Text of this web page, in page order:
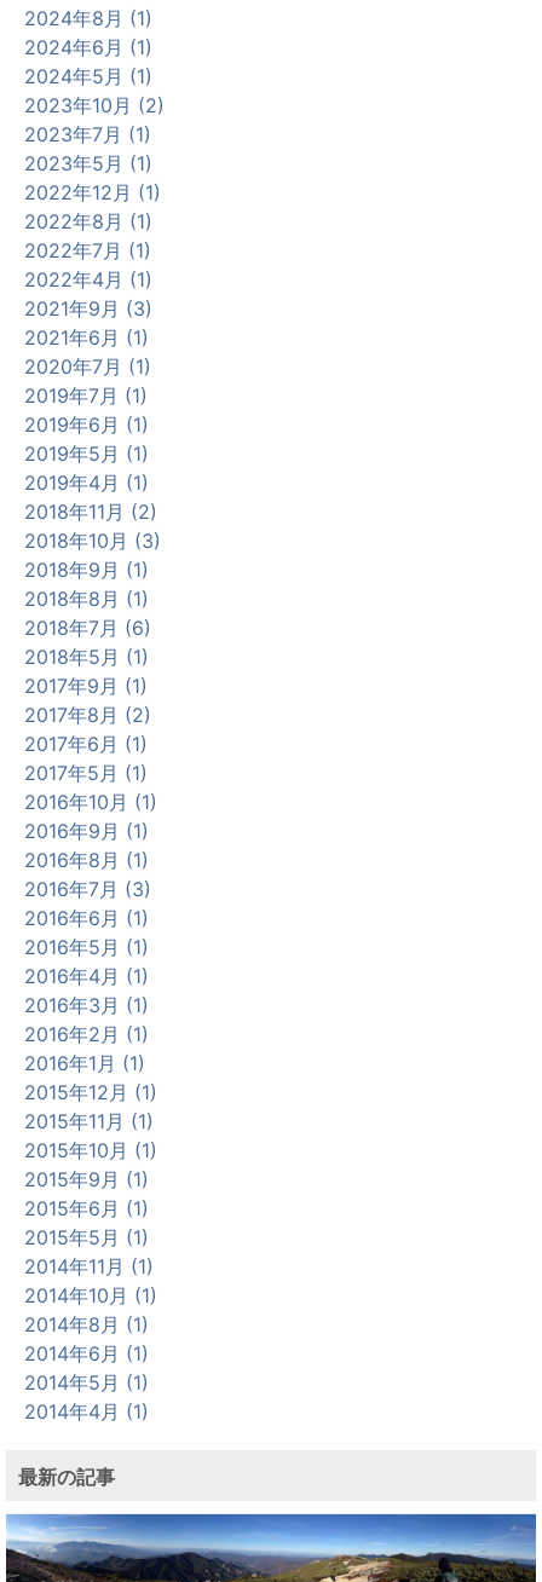
2024年8月 (1)
2024年6月 (1)
2024年5月 (1)
2023年10月 (2)
2023年7月 (1)
2023年5月 (1)
2022年12月 (1)
2022年8月 (1)
2022年7月 (1)
2022年4月 (1)
2021年9月 (3)
2021年6月 (1)
2020年7月 (1)
2019年7月 (1)
2019年6月 (1)
2019年5月 (1)
2019年4月 (1)
2018年11月 (2)
2018年10月 (3)
2018年9月 (1)
2018年8月 (1)
2018年7月 (6)
2018年5月 (1)
2017年9月 (1)
2017年8月 (2)
2017年6月 (1)
2017年5月 (1)
2016年10月 (1)
2016年9月 (1)
2016年8月 (1)
2016年7月 (3)
2016年6月 (1)
2016年5月 (1)
2016年4月 (1)
2016年3月 (1)
2016年2月 (1)
2016年1月 (1)
2015年12月 (1)
2015年11月 (1)
2015年10月 (1)
2015年9月 (1)
2015年6月 (1)
2015年5月 (1)
2014年11月 (1)
2014年10月 (1)
2014年8月 (1)
2014年6月 (1)
2014年5月 (1)
2014年4月 (1)
最新の記事